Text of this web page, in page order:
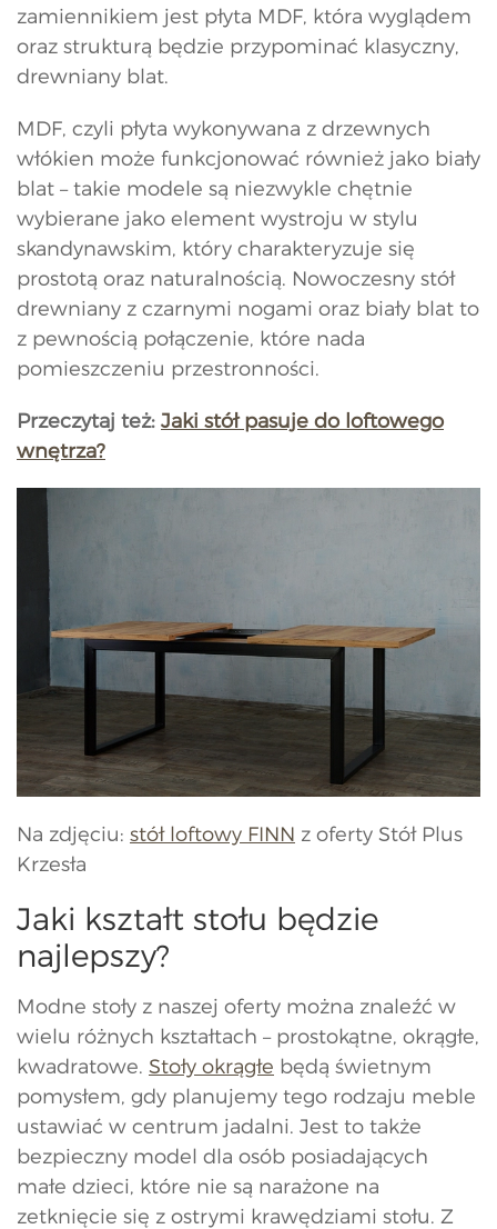
zamiennikiem jest płyta MDF, która wyglądem
oraz strukturą będzie przypominać klasyczny,
drewniany blat.
MDF, czyli płyta wykonywana z drzewnych
włókien może funkcjonować również jako biały
blat – takie modele są niezwykle chętnie
wybierane jako element wystroju w stylu
skandynawskim, który charakteryzuje się
prostotą oraz naturalnością. Nowoczesny stół
drewniany z czarnymi nogami oraz biały blat to
z pewnością połączenie, które nada
pomieszczeniu przestronności.
Przeczytaj też: Jaki stół pasuje do loftowego
wnętrza?
Na zdjęciu: stół loftowy FINN z oferty Stół Plus
Krzesła
Jaki kształt stołu będzie
najlepszy?
Modne stoły z naszej oferty można znaleźć w
wielu różnych kształtach – prostokątne, okrągłe,
kwadratowe. Stoły okrągłe będą świetnym
pomysłem, gdy planujemy tego rodzaju meble
ustawiać w centrum jadalni. Jest to także
bezpieczny model dla osób posiadających
małe dzieci, które nie są narażone na
zetknięcie się z ostrymi krawędziami stołu. Z